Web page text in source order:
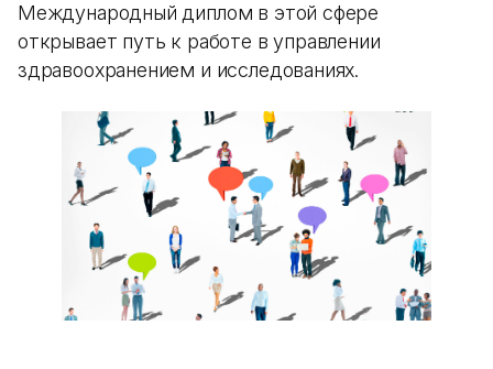
Международный диплом в этой сфере
открывает путь к работе в управлении
здравоохранением и исследованиях.